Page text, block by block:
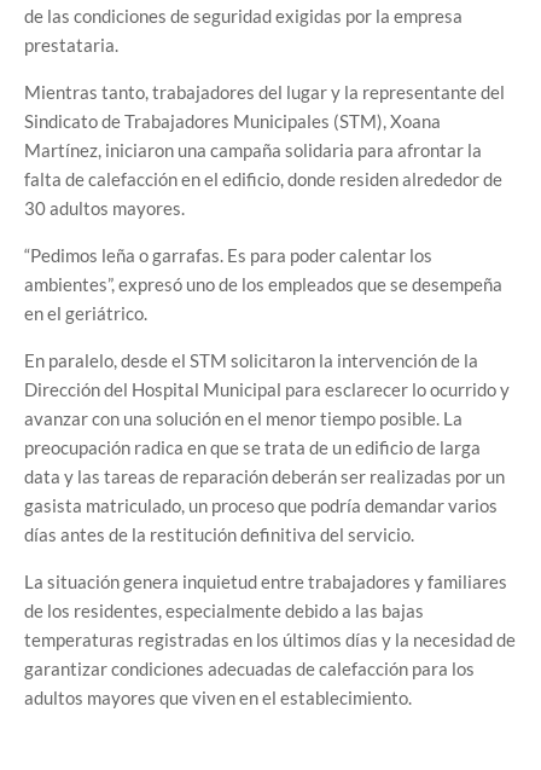
de las condiciones de seguridad exigidas por la empresa
prestataria.
Mientras tanto, trabajadores del lugar y la representante del
Sindicato de Trabajadores Municipales (STM), Xoana
Martínez, iniciaron una campaña solidaria para afrontar la
falta de calefacción en el edificio, donde residen alrededor de
30 adultos mayores.
“Pedimos leña o garrafas. Es para poder calentar los
ambientes”, expresó uno de los empleados que se desempeña
en el geriátrico.
En paralelo, desde el STM solicitaron la intervención de la
Dirección del Hospital Municipal para esclarecer lo ocurrido y
avanzar con una solución en el menor tiempo posible. La
preocupación radica en que se trata de un edificio de larga
data y las tareas de reparación deberán ser realizadas por un
gasista matriculado, un proceso que podría demandar varios
días antes de la restitución definitiva del servicio.
La situación genera inquietud entre trabajadores y familiares
de los residentes, especialmente debido a las bajas
temperaturas registradas en los últimos días y la necesidad de
garantizar condiciones adecuadas de calefacción para los
adultos mayores que viven en el establecimiento.